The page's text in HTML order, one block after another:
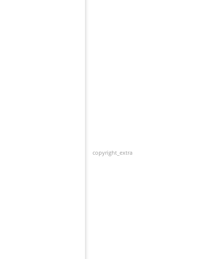
copyright_extra